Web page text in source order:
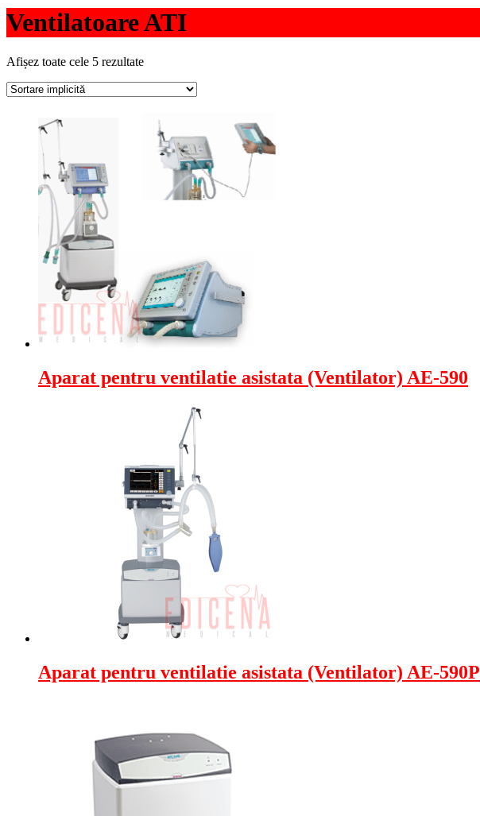
Ventilatoare ATI
Afișez toate cele 5 rezultate
Aparat pentru ventilatie asistata (Ventilator) AE-590
Aparat pentru ventilatie asistata (Ventilator) AE-590P